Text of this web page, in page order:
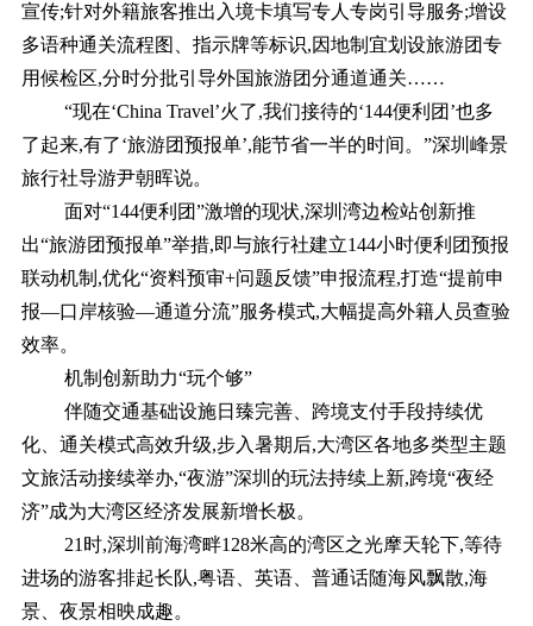
宣传;针对外籍旅客推出入境卡填写专人专岗引导服务;增设
多语种通关流程图、指示牌等标识,因地制宜划设旅游团专
用候检区,分时分批引导外国旅游团分通道通关……
“现在‘China Travel’火了,我们接待的‘144便利团’也多
了起来,有了‘旅游团预报单’,能节省一半的时间。”深圳峰景
旅行社导游尹朝晖说。
面对“144便利团”激增的现状,深圳湾边检站创新推
出“旅游团预报单”举措,即与旅行社建立144小时便利团预报
联动机制,优化“资料预审+问题反馈”申报流程,打造“提前申
报—口岸核验—通道分流”服务模式,大幅提高外籍人员查验
效率。
机制创新助力“玩个够”
伴随交通基础设施日臻完善、跨境支付手段持续优
化、通关模式高效升级,步入暑期后,大湾区各地多类型主题
文旅活动接续举办,“夜游”深圳的玩法持续上新,跨境“夜经
济”成为大湾区经济发展新增长极。
21时,深圳前海湾畔128米高的湾区之光摩天轮下,等待
进场的游客排起长队,粤语、英语、普通话随海风飘散,海
景、夜景相映成趣。